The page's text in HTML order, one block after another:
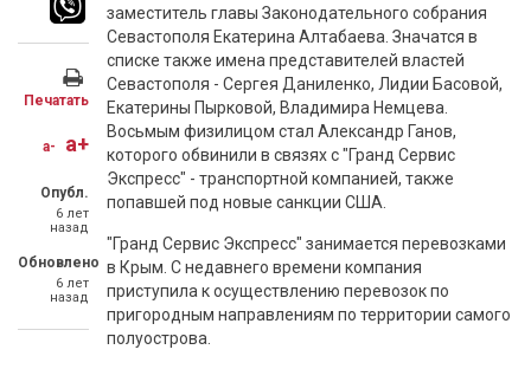
Печатать
a- a+
Опубл.
6 лет
назад
Обновлено
6 лет
назад
заместитель главы Законодательного собрания
Севастополя Екатерина Алтабаева. Значатся в
списке также имена представителей властей
Севастополя - Сергея Даниленко, Лидии Басовой,
Екатерины Пырковой, Владимира Немцева.
Восьмым физилицом стал Александр Ганов,
которого обвинили в связях с "Гранд Сервис
Экспресс" - транспортной компанией, также
попавшей под новые санкции США.
"Гранд Сервис Экспресс" занимается перевозками
в Крым. С недавнего времени компания
приступила к осуществлению перевозок по
пригородным направлениям по территории самого
полуострова.